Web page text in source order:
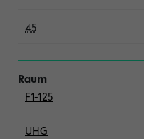
45
F1-125
UHG